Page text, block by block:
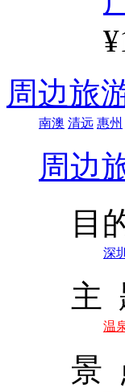
周边旅
南澳 清远 惠州
周边
目
深圳
主
温
景